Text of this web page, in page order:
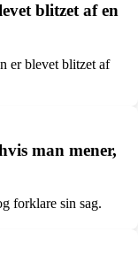
blitzet af en
er blevet blitzet af
man mener,
forklare sin sag.